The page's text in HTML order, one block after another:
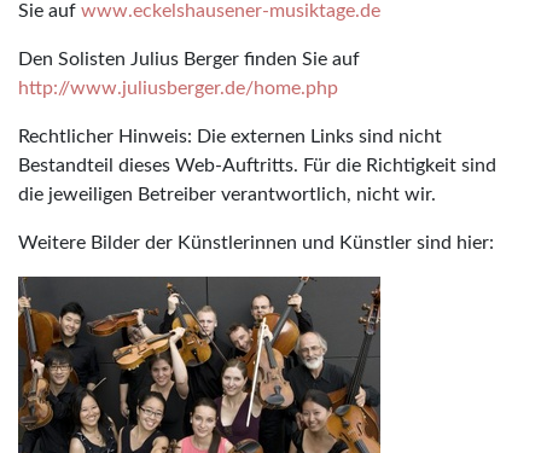
Sie auf www.eckelshausener-musiktage.de
Den Solisten Julius Berger finden Sie auf
http://www.juliusberger.de/home.php
Rechtlicher Hinweis: Die externen Links sind nicht
Bestandteil dieses Web-Auftritts. Für die Richtigkeit sind
die jeweiligen Betreiber verantwortlich, nicht wir.
Weitere Bilder der Künstlerinnen und Künstler sind hier: